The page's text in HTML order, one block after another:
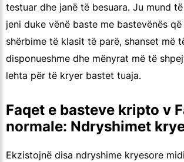
testuar dhe janë të besuara. Ju mund
jeni duke vënë baste me bastevënës
shërbime të klasit të parë, shanset më
disponueshme dhe mënyrat më të
lehta për të kryer bastet tuaja.
Faqet e basteve kripto v
normale: Ndryshimet
Ekzistojnë disa ndryshime kryesore